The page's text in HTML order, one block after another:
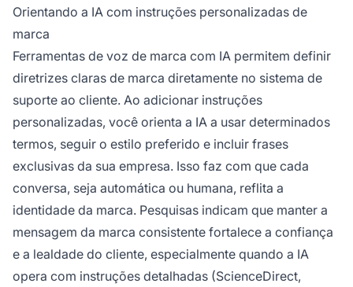
Orientando a IA com instruções personalizadas de
marca
Ferramentas de voz de marca com IA permitem definir
diretrizes claras de marca diretamente no sistema de
suporte ao cliente. Ao adicionar instruções
personalizadas, você orienta a IA a usar determinados
termos, seguir o estilo preferido e incluir frases
exclusivas da sua empresa. Isso faz com que cada
conversa, seja automática ou humana, reflita a
identidade da marca. Pesquisas indicam que manter a
mensagem da marca consistente fortalece a confiança
e a lealdade do cliente, especialmente quando a IA
opera com instruções detalhadas (ScienceDirect,